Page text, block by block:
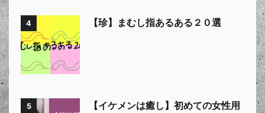
4 【珍】まむし指あるある２０選
5
【イケメンは癒し】初めての女性用